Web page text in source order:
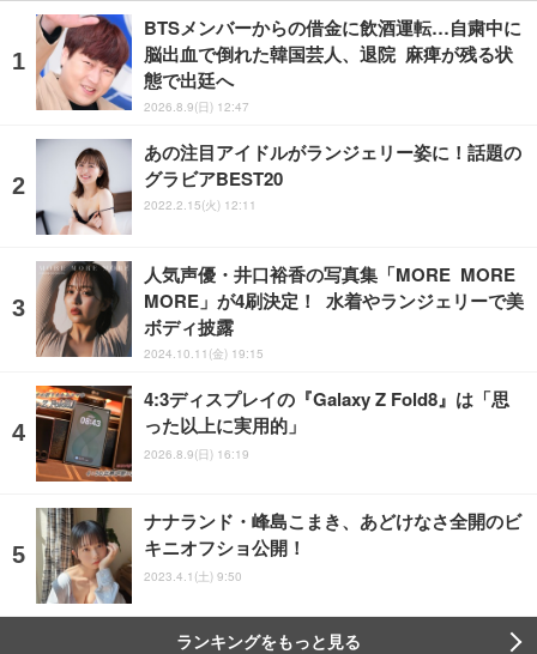
BTSメンバーからの借金に飲酒運転…自粛中に
脳出血で倒れた韓国芸人、退院 麻痺が残る状
態で出廷へ
2026.8.9(日) 12:47
あの注目アイドルがランジェリー姿に！話題の
グラビアBEST20
2022.2.15(火) 12:11
人気声優・井口裕香の写真集「MORE MORE
MORE」が4刷決定！ 水着やランジェリーで美
ボディ披露
2024.10.11(金) 19:15
4:3ディスプレイの『Galaxy Z Fold8』は「思
った以上に実用的」
2026.8.9(日) 16:19
ナナランド・峰島こまき、あどけなさ全開のビ
キニオフショ公開！
2023.4.1(土) 9:50
ランキングをもっと見る